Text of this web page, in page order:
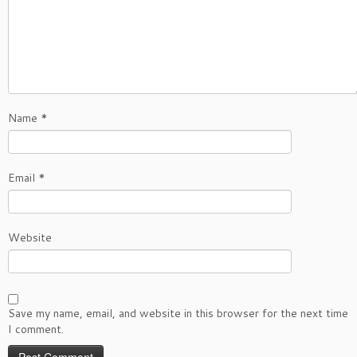
Name *
Email *
Website
Save my name, email, and website in this browser for the next time
I comment.